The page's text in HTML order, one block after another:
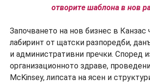
отворите шаблона в нов
Започването на нов бизнес в Канзас
лабиринт от щатски разпоредби,
и административни пречки. Според
организационното здраве,
McKinsey, липсата на ясен и